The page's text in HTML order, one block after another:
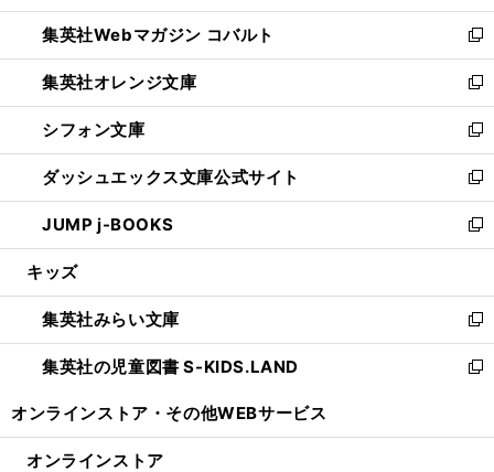
開
く
ウ
で
開
く
ン
ド
ウ
で
開
く
ウ
ィ
ン
ド
ウ
で
開
く
集英社Webマガジン コバルト
新
し
い
ウ
ィ
ン
ド
ウ
で
開
集英社オレンジ文庫
新
し
い
ウ
ィ
ン
ド
ウ
開
く
シフォン文庫
新
し
い
ウ
ィ
ン
ウ
で
開
く
ダッシュエックス文庫公式サイト
新
し
い
ウ
ン
ド
ウ
で
JUMP j-BOOKS
新
し
ウ
ィ
ン
ド
開
キッズ
集英社みらい文庫
新
し
い
ン
集英社の児童図書 S-KIDS.LAND
新
ウ
オンラインストア・ その他WEBサービス
オンラインストア